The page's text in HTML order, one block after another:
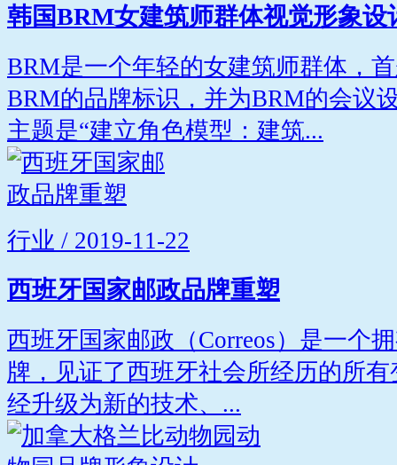
韩国BRM女建筑师群体视觉形象设
BRM是一个年轻的女建筑师群体，
BRM的品牌标识，并为BRM的会议
主题是“建立角色模型：建筑...
行业 / 2019-11-22
西班牙国家邮政品牌重塑
西班牙国家邮政（Correos）是一个
牌，见证了西班牙社会所经历的所有
经升级为新的技术、...